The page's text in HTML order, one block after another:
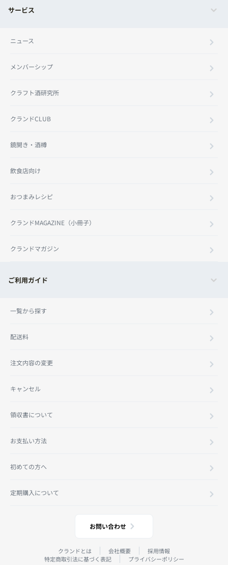
サービス
ニュース
メンバーシップ
クラフト酒研究所
クランドCLUB
鏡開き・酒樽
飲食店向け
おつまみレシピ
クランドMAGAZINE（小冊子）
クランドマガジン
ご利用ガイド
一覧から探す
配送料
注文内容の変更
キャンセル
領収書について
お支払い方法
初めての方へ
定期購入について
お問い合わせ
クランドとは 会社概要
採用情報
特定商取引法に基づく表記
プライバシーポリシー